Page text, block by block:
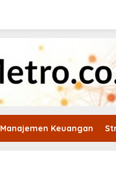
Manajemen Keuangan